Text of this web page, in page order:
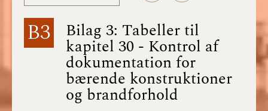
B3 Bilag 3: Tabeller til
kapitel 30 - Kontrol af
dokumentation for
bærende konstruktioner
og brandforhold
BR18 (Aktuelt)
BR18 (1/7-31/12
BR18 (1/1-30/6